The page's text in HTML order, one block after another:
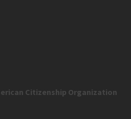
Citizenship Organization